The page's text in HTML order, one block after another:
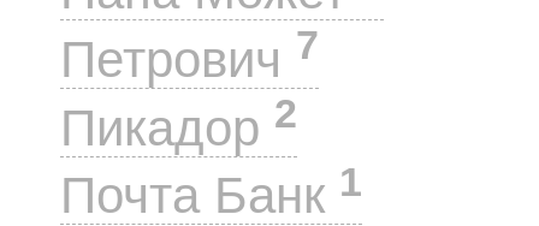
Петрович 7
Пикадор 2
Почта Банк 1